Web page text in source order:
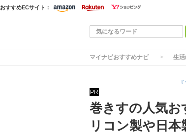
おすすめECサイト：
マイナビおすすめナビ 生
PR
巻きすの人気お
リコン製や日本